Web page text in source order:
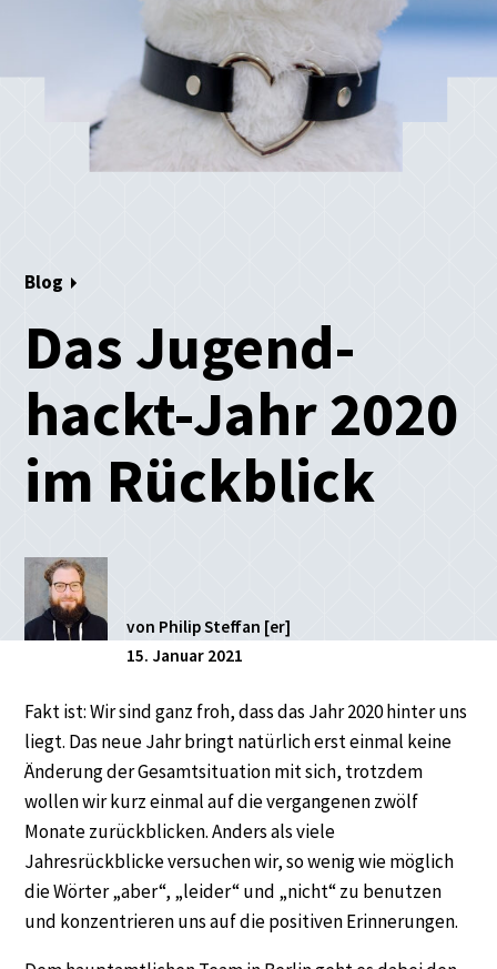
Blog
Das Jugend-
hackt-Jahr 2020
im Rückblick
von Philip Steffan [er]
15. Januar 2021
Fakt ist: Wir sind ganz froh, dass das Jahr 2020 hinter uns
liegt. Das neue Jahr bringt natürlich erst einmal keine
Änderung der Gesamtsituation mit sich, trotzdem
wollen wir kurz einmal auf die vergangenen zwölf
Monate zurückblicken. Anders als viele
Jahresrückblicke versuchen wir, so wenig wie möglich
die Wörter „aber“, „leider“ und „nicht“ zu benutzen
und konzentrieren uns auf die positiven Erinnerungen.